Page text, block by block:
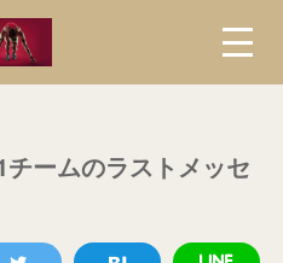
チームのラストメッセ